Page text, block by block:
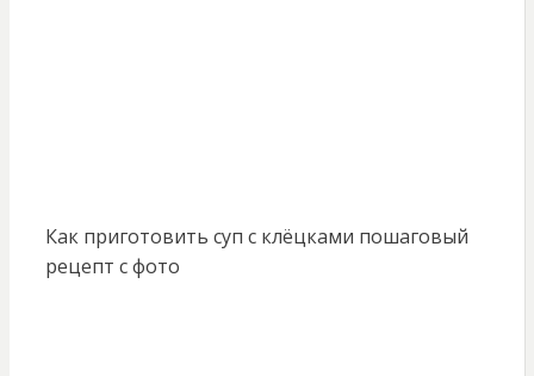
Как приготовить суп с клёцками пошаговый
рецепт с фото